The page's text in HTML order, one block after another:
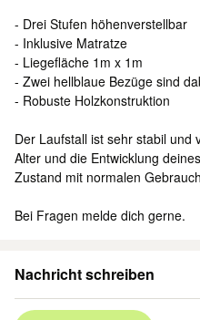
- Drei Stufen höhenverstellbar
- Inklusive Matratze
- Liegefläche 1m x 1m
- Zwei hellblaue Bezüge sind
- Robuste Holzkonstruktion
Der Laufstall ist sehr stabil und
Alter und die Entwicklung
Zustand mit normalen
Bei Fragen melde dich gerne.
Nachricht schreiben